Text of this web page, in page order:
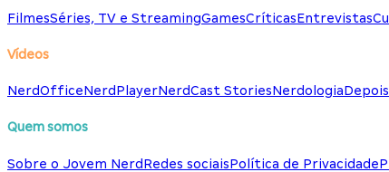
FilmesSéries, TV e StreamingGamesCríticasEntrevistas
Vídeos
NerdOfficeNerdPlayerNerdCast StoriesNerdologia
Quem somos
Sobre o Jovem NerdRedes sociaisPolítica de Privacidade